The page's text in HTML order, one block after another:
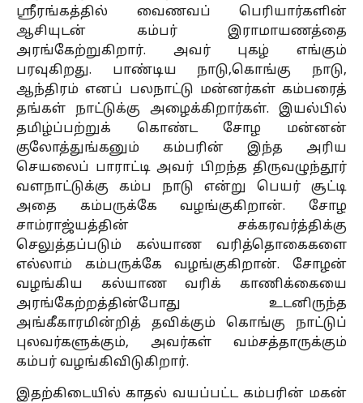
ஸ்ரீரங்கத்தில் வைணவப் பெரியார்களின்
ஆசியுடன் கம்பர் இராமாயணத்தை
அரங்கேற்றுகிறார். அவர் புகழ் எங்கும்
பரவுகிறது. பாண்டிய நாடு,கொங்கு நாடு,
ஆந்திரம் எனப் பலநாட்டு மன்னர்கள் கம்பரைத்
தங்கள் நாட்டுக்கு அழைக்கிறார்கள். இயல்பில்
தமிழ்ப்பற்றுக் கொண்ட சோழ மன்னன்
குலோத்துங்கனும் கம்பரின் இந்த அரிய
செயலைப் பாராட்டி அவர் பிறந்த திருவழுந்தூர்
வளநாட்டுக்கு கம்ப நாடு என்று பெயர் சூட்டி
அதை கம்பருக்கே வழங்குகிறான். சோழ
சாம்ராஜ்யத்தின் சக்கரவர்த்திக்கு
செலுத்தப்படும் கல்யாண வரித்தொகைகளை
எல்லாம் கம்பருக்கே வழங்குகிறான். சோழன்
வழங்கிய கல்யாண வரிக் காணிக்கையை
அரங்கேற்றத்தின்போது உடனிருந்த
அங்கீகாரமின்றித் தவிக்கும் கொங்கு நாட்டுப்
புலவர்களுக்கும், அவர்கள் வம்சத்தாருக்கும்
கம்பர் வழங்கிவிடுகிறார்.
இதற்கிடையில் காதல் வயப்பட்ட கம்பரின் மகன்